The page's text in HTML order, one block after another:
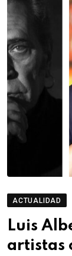
ACTUALIDAD
Luis
artistas